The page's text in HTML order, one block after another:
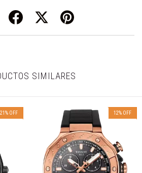
SIMILARES
21 % OFF 12% OFF